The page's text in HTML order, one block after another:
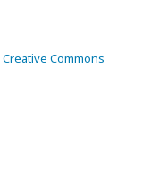
Creative Commons